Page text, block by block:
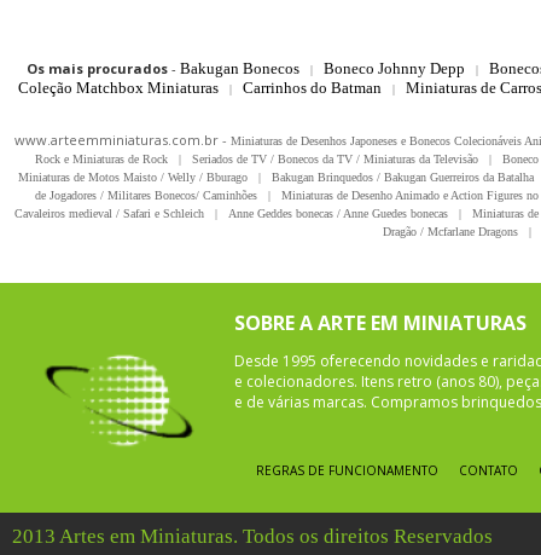
Os mais procurados- Bakugan Bonecos | Boneco Johnny Depp |
Coleção Matchbox Miniaturas
| Carrinhos do Batman | Miniaturas de
www.arteemminiaturas.com.br - Miniaturas de Desenhos Japoneses e Bonecos Colecionáveis
Rock e Miniaturas de Rock
| Seriados de TV / Bonecos da TV / Miniaturas da Televisão |
Miniaturas de Motos Maisto / Welly / Bburago
| Bakugan Brinquedos / Bakugan Guerreiros da Batalha
de Jogadores / Militares Bonecos/ Caminhões
|
Miniaturas de Desenho Animado e Action Figures
Cavaleiros medieval / Safari e Schleich
| Anne Geddes bonecas / Anne Guedes bonecas |
Miniaturas
Dragão / Mcfarlane Dragons
|
SOBRE A ARTE EM MINIATURAS
Desde 1995 oferecendo novidades e
e colecionadores. Itens retro (anos 80),
e de várias marcas. Compramos
REGRAS DE FUNCIONAMENTO CONTATO
2013 Artes em Miniaturas. Todos os direitos Reservados